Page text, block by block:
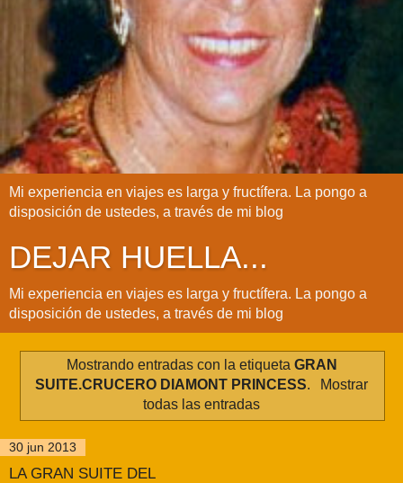
Mi experiencia en viajes es larga y fructífera. La pongo a
disposición de ustedes, a través de mi blog
DEJAR HUELLA...
Mi experiencia en viajes es larga y fructífera. La pongo a
disposición de ustedes, a través de mi blog
Mostrando entradas con la etiqueta GRAN
SUITE.CRUCERO DIAMONT PRINCESS.
Mostrar
todas las entradas
30 jun 2013
LA GRAN SUITE DEL